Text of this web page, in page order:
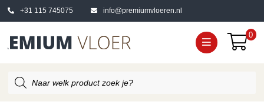
+31 115 745075 info@premiumvloeren.nl
0
zoeken